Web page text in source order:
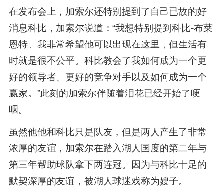
在发布会上，加索尔还特别提到了自己已故的好
消息科比，加索尔说道：“我想特别提到科比-布莱
恩特。我非常希望他可以出现在这里，但生活有
时就是很不公平。科比教会了我如何成为一个更
好的领导者、更好的竞争对手以及如何成为一个
赢家。”此刻的加索尔伴随着泪花已经开始了哽
咽。
虽然他他和科比只是队友，但是两人产生了非常
浓厚的友谊，加索尔在踏入湖人国度的第二年与
第三年帮助球队拿下两连冠。因为与科比十足的
默契深厚的友谊，被湖人球迷戏称为嫂子。